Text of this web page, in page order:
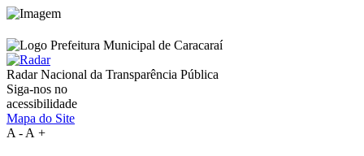
Radar Nacional da Transparência Pública
Siga-nos no
acessibilidade
Mapa do Site
A-A +